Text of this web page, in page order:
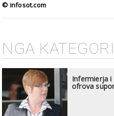
© infosot.com
NGA
Infermierja i
ofrova